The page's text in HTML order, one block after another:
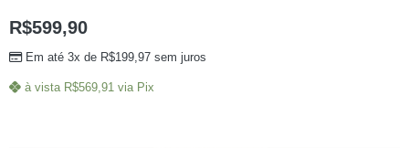
R$599,90
Em até 3x de R$199,97 sem juros
à vista R$569,91 via Pix